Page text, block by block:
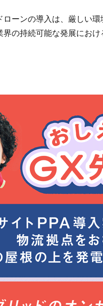
ーンの導入は、厳しい
の持続可能な発展にお